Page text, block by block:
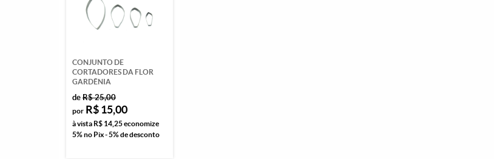
CONJUNTO DE
CORTADORES DA FLOR
GARDÊNIA
de R$ 25,00
por R$ 15,00
à vista R$ 14,25economize
5%no Pix - 5% de desconto